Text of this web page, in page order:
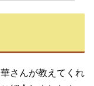
さんが教えてくれ